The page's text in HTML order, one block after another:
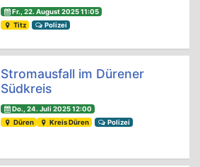
Fr., 22. August 2025 11:05
Titz
Polizei
Stromausfall im Dürener
Südkreis
Do., 24. Juli 2025 12:00
Düren
Kreis Düren Polizei